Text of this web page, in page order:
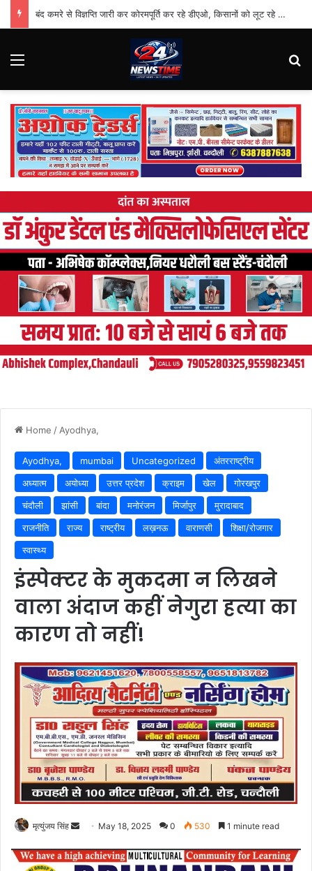
बंद कमरे से विज्ञप्ति जारी कर कोरमपूर्ति कर रहे डीएओ, किसानों को लूट रहे निजी दुकानदार
Menu
Home / Ayodhya,
Ayodhya, mumbai Uncategorized
अंतरराष्ट्रीय
अध्यात्म
अयोध्या उत्तर प्रदेश क्राइम खेल
गोरखपुर
चंदौली
झांसी बांदा मनोरंजन मिर्जापुर
मुरादाबाद
राजनीति
राज्य राष्ट्रीय लख़नऊ वाराणसी
शिक्षा/रोजगार
स्वास्थ्य
इंस्पेक्टर के मुकदमा न लिखने
वाला अंदाज कहीं नेगुरा हत्या का
कारण तो नहीं!
मृत्युंजय सिंह
Send
email
May 18, 2025 0 530 1 minute read